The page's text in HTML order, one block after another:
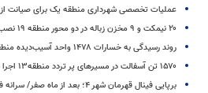
عملیات تخصصی شهرداری منطقه یک برای صیانت
۲۰ نیمکت و ۹ مخزن زباله در دو محور منطقه ۱۹ نصب شد
روند رسیدگی به خسارات ۱۴۷۸ واحد آسیب‌دیده منطقه۱۳ نهایی شد
۱۵۷۰ تن آسفالت در مسیرهای پر تردد منطقه۱۳ اجرا شد
برپایی فینال قهرمان شهر ۴؛ بعد از ماه صفر/ سرانه فعالیت بدنی تهرانی‌ها ۱۳ دقیقه است